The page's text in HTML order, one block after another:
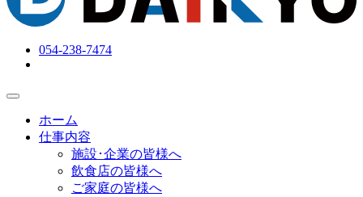
054-238-7474
ホーム
仕事内容
施設･企業の皆様へ
飲食店の皆様へ
ご家庭の皆様へ